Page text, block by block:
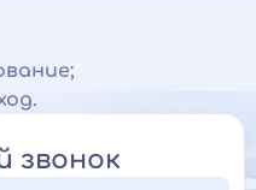
звонок